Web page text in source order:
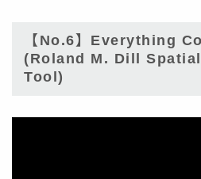
【No.6】Everything
(Roland M. Dill
Tool)